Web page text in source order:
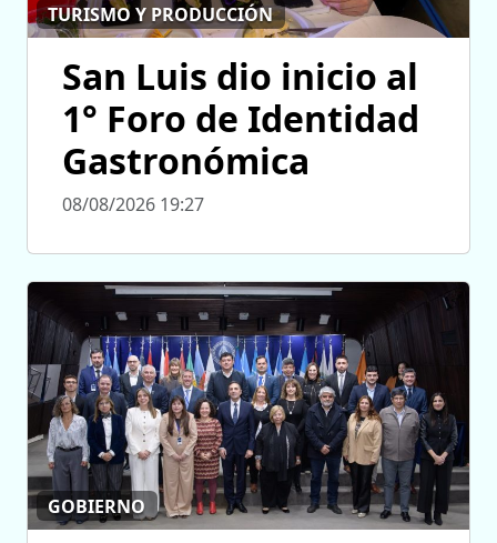
TURISMO Y PRODUCCIÓN
San Luis dio inicio al
1° Foro de Identidad
Gastronómica
08/08/2026 19:27
GOBIERNO